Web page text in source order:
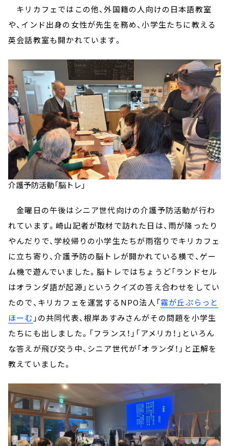
キリカフェではこの他、外国籍の人向けの日本語教室
や、インド出身の女性が先生を務め、小学生たちに教える
英会話教室も開かれています。
介護予防活動「脳トレ」
金曜日の午後はシニア世代向けの介護予防活動が行わ
れています。崎山記者が取材で訪れた日は、雨が降ったり
やんだりで、学校帰りの小学生たちが雨宿りでキリカフェ
に立ち寄り、介護予防の脳トレが開かれている横で、ゲー
ム機で遊んでいました。脳トレではちょうど「ランドセル
はオランダ語が起源」というクイズの答え合わせをしてい
たので、キリカフェを運営するNPO法人「霧が丘ぷらっと
ほーむ 」の共同代表、根岸あすみさんがその問題を小学生
たちにも出しました。「フランス！」「アメリカ！」といろん
な答えが飛び交う中、シニア世代が「オランダ！」と正解を
教えていました。